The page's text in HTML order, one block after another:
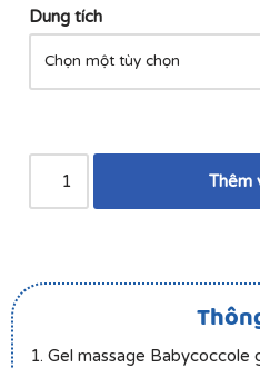
Dung tích
Thêm
1. Gel massage Babycoccole